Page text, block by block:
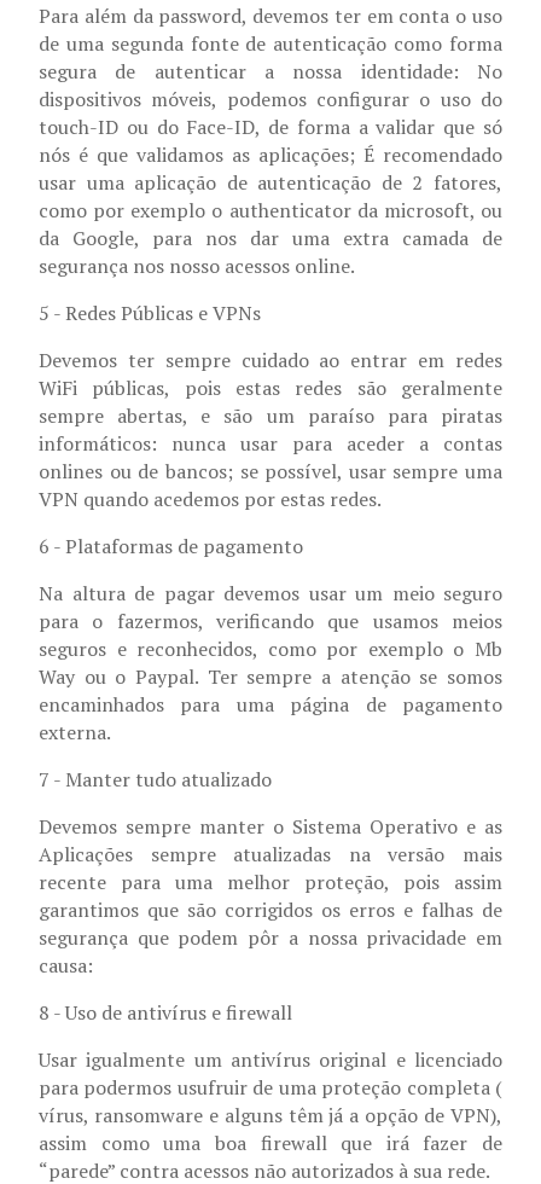
Para além da password, devemos ter em conta o uso
de uma segunda fonte de autenticação como forma
segura de autenticar a nossa identidade: No
dispositivos móveis, podemos configurar o uso do
touch-ID ou do Face-ID, de forma a validar que só
nós é que validamos as aplicações; É recomendado
usar uma aplicação de autenticação de 2 fatores,
como por exemplo o authenticator da microsoft, ou
da Google, para nos dar uma extra camada de
segurança nos nosso acessos online.
5 - Redes Públicas e VPNs
Devemos ter sempre cuidado ao entrar em redes
WiFi públicas, pois estas redes são geralmente
sempre abertas, e são um paraíso para piratas
informáticos: nunca usar para aceder a contas
onlines ou de bancos; se possível, usar sempre uma
VPN quando acedemos por estas redes.
6 - Plataformas de pagamento
Na altura de pagar devemos usar um meio seguro
para o fazermos, verificando que usamos meios
seguros e reconhecidos, como por exemplo o Mb
Way ou o Paypal. Ter sempre a atenção se somos
encaminhados para uma página de pagamento
externa.
7 - Manter tudo atualizado
Devemos sempre manter o Sistema Operativo e as
Aplicações sempre atualizadas na versão mais
recente para uma melhor proteção, pois assim
garantimos que são corrigidos os erros e falhas de
segurança que podem pôr a nossa privacidade em
causa:
8 - Uso de antivírus e firewall
Usar igualmente um antivírus original e licenciado
para podermos usufruir de uma proteção completa (
vírus, ransomware e alguns têm já a opção de VPN),
assim como uma boa firewall que irá fazer de
“parede” contra acessos não autorizados à sua rede.